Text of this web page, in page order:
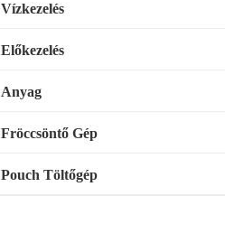
Vízkezelés
Előkezelés
Anyag
Fröccsöntő Gép
Pouch Töltőgép